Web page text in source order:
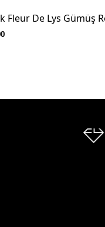
Fleur De Lys Gümüş